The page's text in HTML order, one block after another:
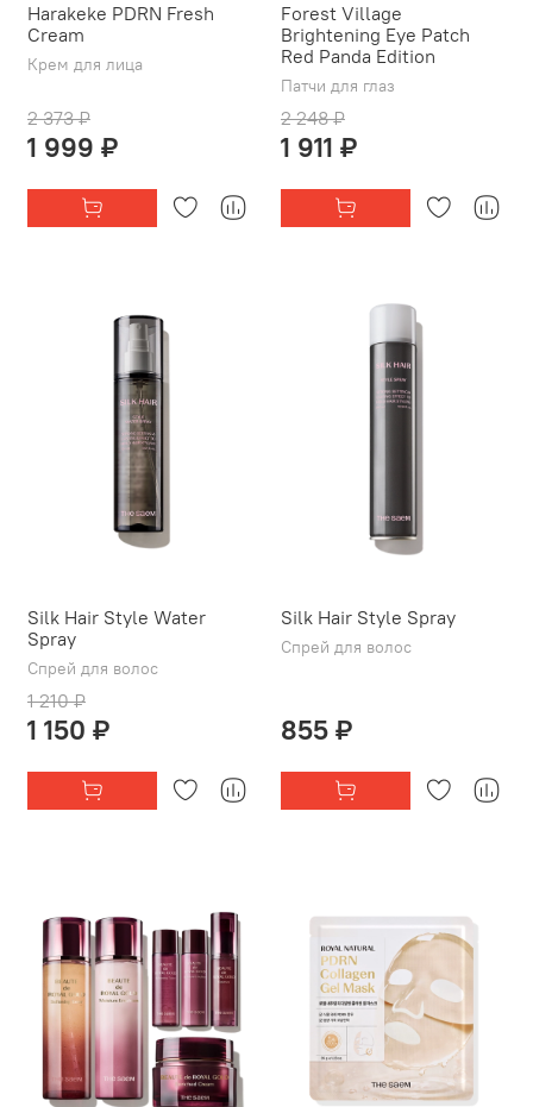
Harakeke PDRN Fresh
Cream
Крем для лица
2 373 ₽
1 999 ₽
Forest Village
Brightening Eye Patch
Red Panda Edition
Патчи для глаз
2 248 ₽
1 911 ₽
Silk Hair Style Water
Spray
Спрей для волос
1 210 ₽
1 150 ₽
Silk Hair Style Spray
Спрей для волос
855 ₽